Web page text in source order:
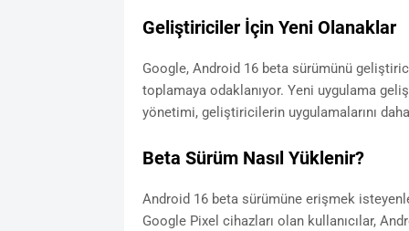
Geliştiriciler İçin Yeni Olanaklar
Google, Android 16 beta sürümünü
toplamaya odaklanıyor. Yeni uygulama
yönetimi, geliştiricilerin uygulamalarını
Beta Sürüm Nasıl Yüklenir?
Android 16 beta sürümüne erişmek
Google Pixel cihazları olan kullanıcılar,